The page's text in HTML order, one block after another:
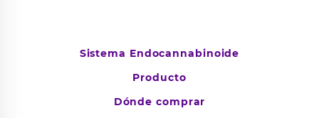
Sistema Endocannabinoide
Producto
Dónde comprar